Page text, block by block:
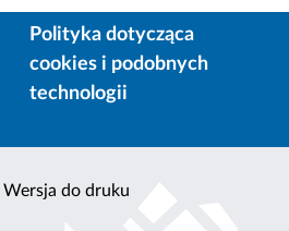
Polityka dotycząca
cookies i podobnych
technologii
Wersja do druku